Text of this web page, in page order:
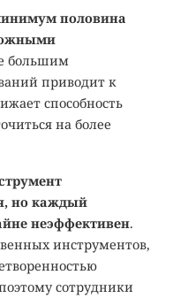
половина
большим
приводит к
способность
на более
но каждый
неэффективен.
инструментов,
сотрудники